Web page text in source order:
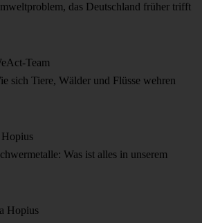
das Deutschland früher trifft
Team
sich Tiere, Wälder und Flüsse wehren
Was ist alles in unserem
Hopius